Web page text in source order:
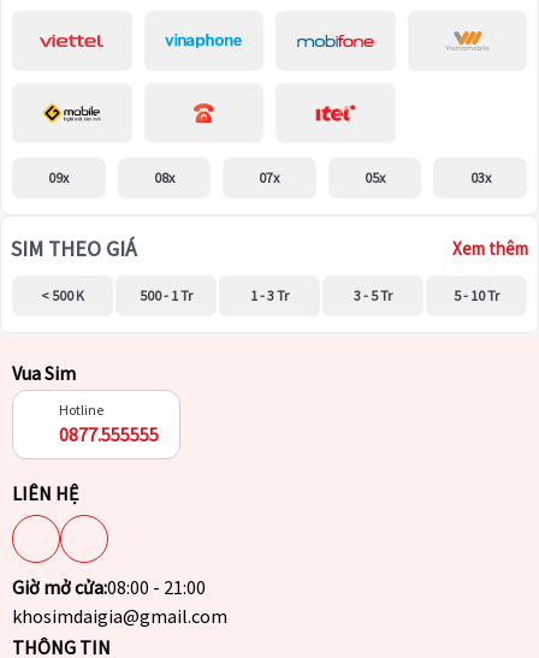
09x 08x 07x 05x 03x
SIM THEO GIÁ Xem thêm
< 500 K 500 - 1 Tr 1 - 3 Tr 3 - 5 Tr 5 - 10 Tr
Vua Sim
Hotline
0877.555555
LIÊN HỆ
Giờ mở cửa:08:00 - 21:00
khosimdaigia@gmail.com
THÔNG TIN